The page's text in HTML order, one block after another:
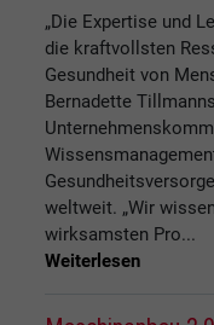
„Die Expertise und
die kraftvollsten
Gesundheit von
Bernadette
weltweit. „Wir
wirksamsten Pro...
Weiterlesen